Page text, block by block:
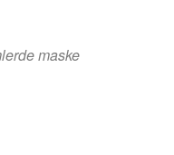
maske